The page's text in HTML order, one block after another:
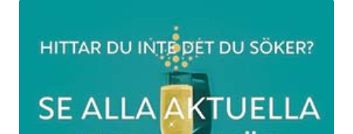
allt fler champagner ifrån enskilda
vingårdar. Varmt välkomna!
3 dec 2026:
EM i bubblor – en fördjupning
900Kr